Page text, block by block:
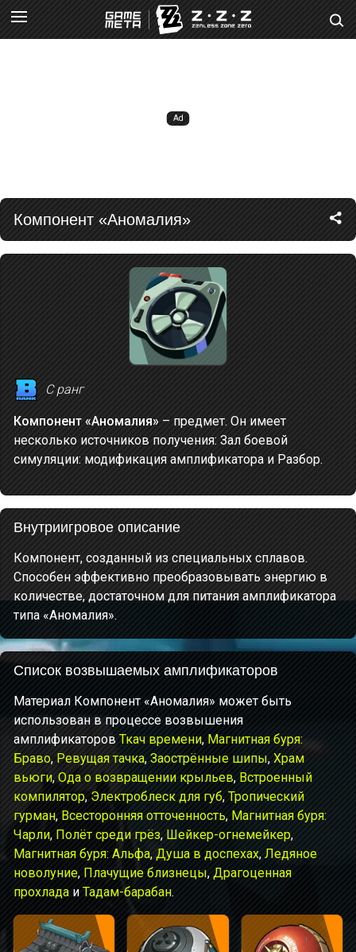
Компонент «Аномалия»
С ранг
Компонент «Аномалия» – предмет. Он имеет
несколько источников получения: Зал боевой
симуляции: модификация амплификатора и Разбор.
Внутриигровое описание
Компонент, созданный из специальных сплавов.
Способен эффективно преобразовывать энергию в
количестве, достаточном для питания амплификатора
типа «Аномалия».
Список возвышаемых амплификаторов
Материал Компонент «Аномалия» может быть
использован в процессе возвышения
амплификаторов Ткач времени, Магнитная буря:
Браво, Ревущая тачка, Заострённые шипы, Храм
вьюги,Ода о возвращении крыльев, Встроенный
компилятор, Электроблеск для губ, Тропический
гурман, Всесторонняя отточенность, Магнитная буря:
Чарли, Полёт среди грёз, Шейкер-огнемейкер,
Магнитная буря: Альфа, Душа в доспехах, Ледяное
новолуние, Плачущие близнецы, Драгоценная
прохлада и Тадам-барабан.